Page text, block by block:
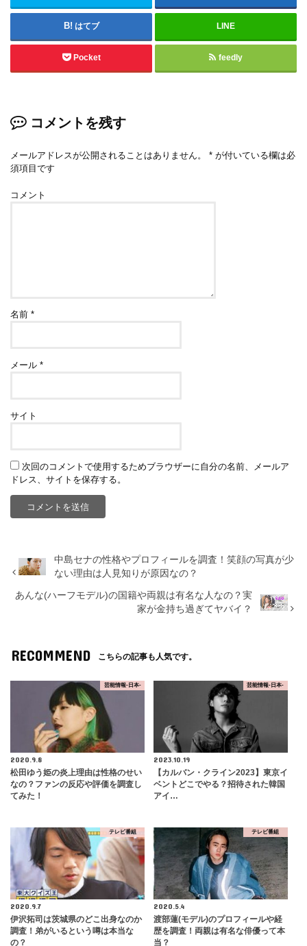
はてブ LINE
Pocket feedly
コメントを残す
メールアドレスが公開されることはありません。 * が付いている欄は必
須項目です
コメント
名前*
メール*
サイト
次回のコメントで使用するためブラウザーに自分の名前、メールア
ドレス、サイトを保存する。
中島セナの性格やプロフィールを調査！笑顔の写真が少
ない理由は人見知りが原因なの？
あんな(ハーフモデル)の国籍や両親は有名な人なの？実
家が金持ち過ぎてヤバイ？
RECOMMEND こちらの記事も人気です。
芸能情報-日本-
2020.9.8
松田ゆう姫の炎上理由は性格のせい
なの？ファンの反応や評価を調査し
てみた！
芸能情報-日本-
2023.10.19
【カルバン・クライン2023】東京イ
ベントどこでやる？招待された韓国
アイ…
テレビ番組
2020.9.7
伊沢拓司は茨城県のどこ出身なのか
調査！弟がいるという噂は本当な
の？
テレビ番組
2020.5.4
渡部蓮(モデル)のプロフィールや経
歴を調査！両親は有名な俳優って本
当？